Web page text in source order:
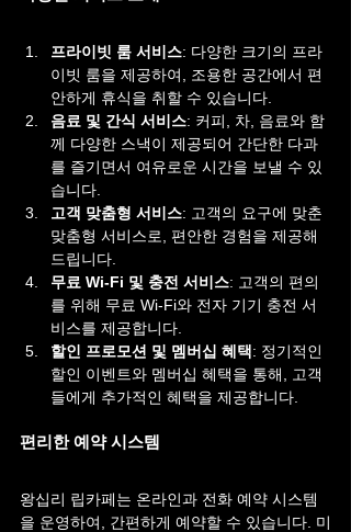
프라이빗 룸 서비스: 다양한 크기의 프라
이빗 룸을 제공하여, 조용한 공간에서 편
안하게 휴식을 취할 수 있습니다.
음료 및 간식 서비스: 커피, 차, 음료와 함
께 다양한 스낵이 제공되어 간단한 다과
를 즐기면서 여유로운 시간을 보낼 수 있
습니다.
고객 맞춤형 서비스: 고객의 요구에 맞춘
맞춤형 서비스로, 편안한 경험을 제공해
드립니다.
무료 Wi-Fi 및 충전 서비스: 고객의 편의
를 위해 무료 Wi-Fi와 전자 기기 충전 서
비스를 제공합니다.
할인 프로모션 및 멤버십 혜택: 정기적인
할인 이벤트와 멤버십 혜택을 통해, 고객
들에게 추가적인 혜택을 제공합니다.
편리한 예약 시스템
왕십리 립카페는 온라인과 전화 예약 시스템
을 운영하여, 간편하게 예약할 수 있습니다. 미